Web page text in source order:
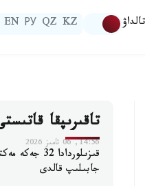
تالداۋ KZ
QZ
РУ
EN
تاقىرىپقا
14:56, 06 تامىز 2026
قىزىلوردادا
جابىلىپ قالدى